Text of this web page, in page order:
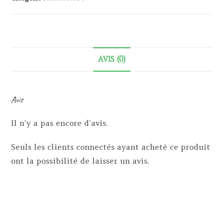
AVIS (0)
Avis
Il n’y a pas encore d’avis.
Seuls les clients connectés ayant acheté ce produit
ont la possibilité de laisser un avis.